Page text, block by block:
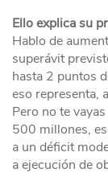
Ello explica su
Hablo de
superávit
hasta 2 puntos
eso representa,
Pero no te
500 millones,
a un déficit
a ejecución de